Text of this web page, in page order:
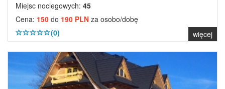
Miejsc noclegowych: 45
Cena: 150 do 190 PLN za osobo/dobę
(0)
więcej